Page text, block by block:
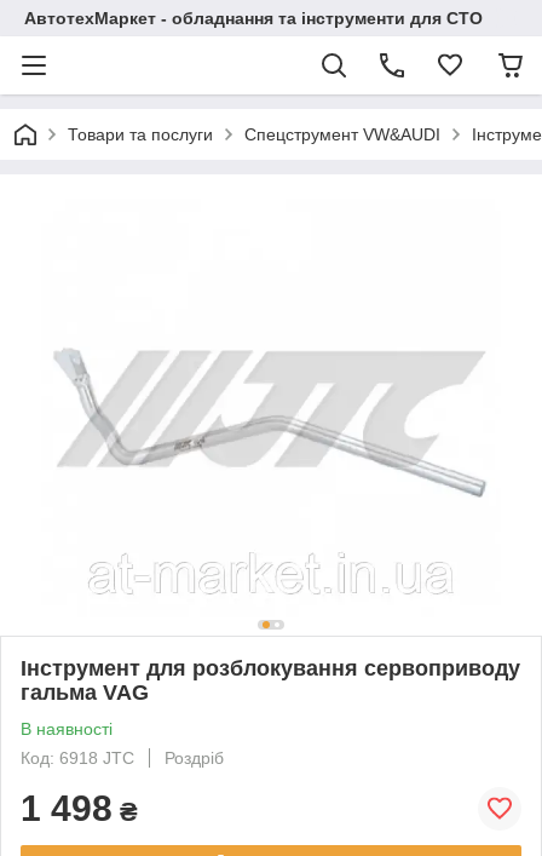
АвтотехМаркет - обладнання та інструменти для СТО
Товари та послуги Спецструмент VW&AUDI
Інструмент для розблокування сервоприводу
гальма VAG
В наявності
Код: 6918 JTC
Роздріб
1 498 ₴